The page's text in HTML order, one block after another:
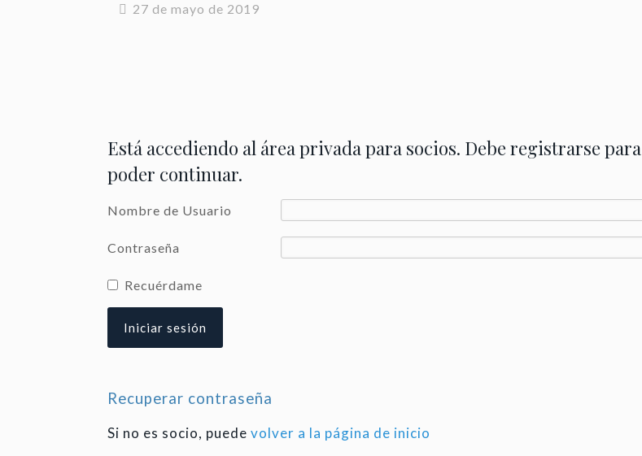
27 de mayo de 2019
Está accediendo al área privada para socios. Debe registrarse para
poder continuar.
Nombre de Usuario
Contraseña
Recuérdame
Recuperar contraseña
Si no es socio, puedevolver a la página de inicio